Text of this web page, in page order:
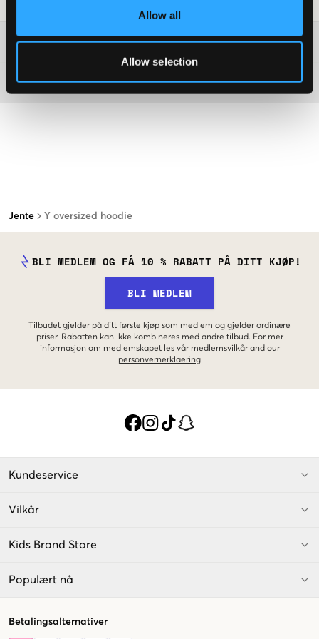
Allow all
Allow selection
Jente Y oversized hoodie
Washing advice
Materiale
BLI MEDLEM OG FÅ 10 % RABATT PÅ DITT KJØP!
BLI MEDLEM
Tilbudet gjelder på ditt første kjøp som medlem og gjelder ordinære
priser. Rabatten kan ikke kombineres med andre tilbud. For mer
informasjon om medlemskapet les vår medlemsvilkår and our
personvernerklaering
Kundeservice
Vilkår
Kids Brand Store
Populært nå
Betalingsalternativer